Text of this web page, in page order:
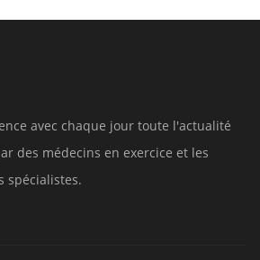
avec chaque jour toute l'actualité
des médecins en exercice et les
spécialistes.